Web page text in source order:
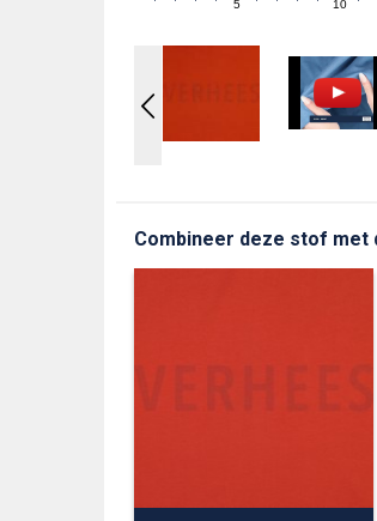
Combineer deze stof met